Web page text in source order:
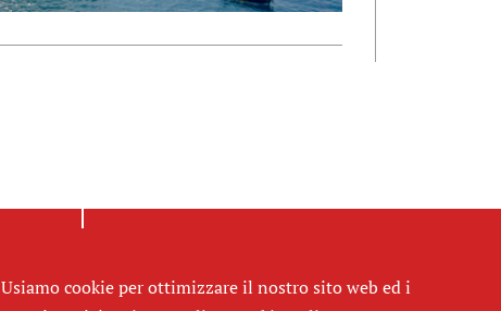
Usiamo cookie per ottimizzare il nostro sito web ed i